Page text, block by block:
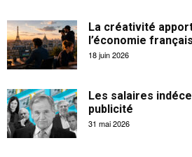
La créativité
l’économie
18 juin 2026
Les salaires
publicité
31 mai 2026